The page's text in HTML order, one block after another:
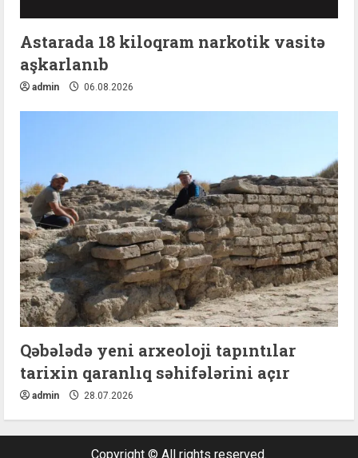
Astarada 18 kiloqram narkotik vasitə
aşkarlanıb
admin 06.08.2026
Qəbələdə yeni arxeoloji tapıntılar
tarixin qaranlıq səhifələrini açır
admin 28.07.2026
Copyright © All rights reserved.